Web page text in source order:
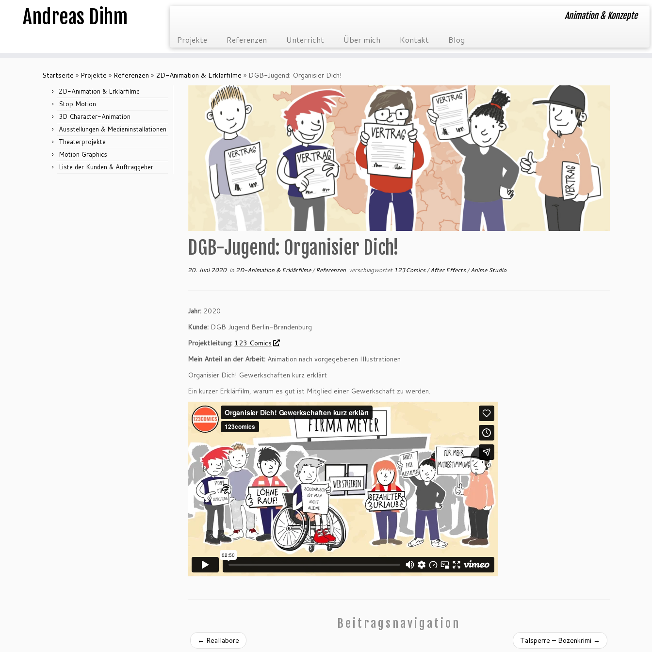
Andreas Dihm Animation & Konzepte
Projekte Referenzen Unterricht Über mich Kontakt Blog
Startseite » Projekte » Referenzen » 2D-Animation & Erklärfilme » DGB-Jugend: Organisier Dich!
2D-Animation & Erklärfilme
Stop Motion
3D Character-Animation
Ausstellungen & Medieninstallationen
Theaterprojekte
Motion Graphics
Liste der Kunden & Auftraggeber
DGB-Jugend: Organisier Dich!
20. Juni 2020in 2D-Animation & Erklärfilme/Referenzen verschlagwortet123Comics/After Effects/Anime Studio
Jahr: 2020
Kunde: DGB Jugend Berlin-Brandenburg
Projektleitung: 123 Comics
Mein Anteil an der Arbeit: Animation nach vorgegebenen Illustrationen
Organisier Dich! Gewerkschaften kurz erklärt
Ein kurzer Erklärfilm, warum es gut ist Mitglied einer Gewerkschaft zu werden.
Beitragsnavigation
← Reallabore Talsperre – Bozenkrimi →